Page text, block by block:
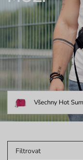
Všechny Hot
Filtrovat